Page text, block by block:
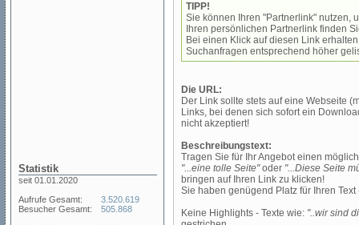
Statistik
seit 01.01.2020
Aufrufe Gesamt:
Besucher Gesamt:
3.520.619
505.868
TIPP!
Sie können Ihren "Partnerlink" nutzen,
Ihren persönlichen Partnerlink finden
Bei einen Klick auf diesen Link
Suchanfragen entsprechend höher
Die URL:
Der Link sollte stets auf eine Webseite
Links, bei denen sich sofort ein
nicht akzeptiert!
Beschreibungstext:
Tragen Sie für Ihr Angebot einen
"...eine tolle Seite"oder "...Diese Seite
bringen auf Ihren Link zu klicken!
Sie haben genügend Platz für Ihren
Keine Highlights - Texte wie: "..wir sind